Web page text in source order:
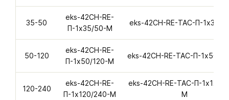
35-50
eks-42CH-RE-
П-1х35/50-M
eks-42CH-RE-ТАС-П-1х35/
50-120
eks-42CH-RE-
П-1х50/120-M
eks-42CH-RE-ТАС-П-1х50/
120-240
eks-42CH-RE-
П-1х120/240-M
eks-42CH-RE-ТАС-П-1х120/
M